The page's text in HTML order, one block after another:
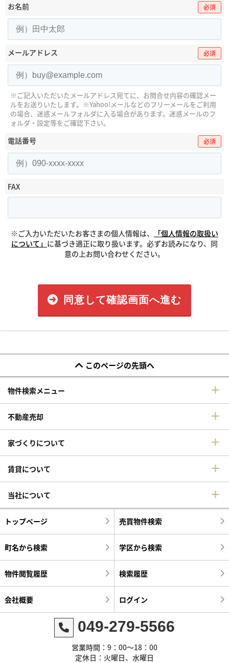
お名前 必須
メールアドレス 必須
※ご記入いただいたメールアドレス宛てに、お問合せ内容の確認メー
ルをお送りいたします。 ※Yahoo!メールなどのフリーメールをご利用
の場合、迷惑メールフォルダに入る場合があります。 迷惑メールのフ
ォルダ・設定等をご確認下さい。
電話番号 必須
FAX
※ご入力いただいたお客さまの個人情報は、
「個人情報の取扱い
について」 に基づき適正に取り扱います。必ずお読みになり、同
意の上お問い合わせください。
同意して確認画面へ進む
このページの先頭へ
物件検索メニュー
不動産売却
家づくりについて
賃貸について
当社について
トップページ 売買物件検索
町名から検索 学区から検索
物件閲覧履歴 検索履歴
会社概要 ログイン
049-279-5566
営業時間：9：00～18：00
定休日：火曜日、水曜日